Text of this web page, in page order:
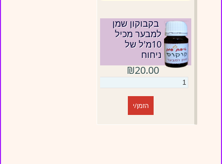
בקבוקון שמן
למבער מכיל
10מ'ל של
ניחוח
₪20.00
הזמן/י